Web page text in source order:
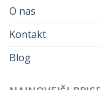
O nas
Kontakt
Blog